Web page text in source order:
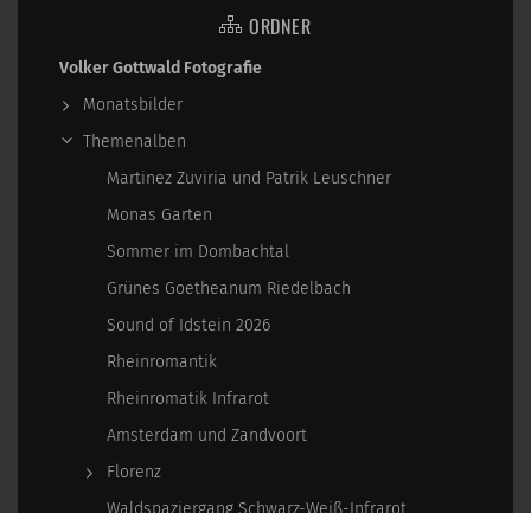
ORDNER
Volker Gottwald Fotografie
Monatsbilder
Themenalben
Martinez Zuviria und Patrik Leuschner
Monas Garten
Sommer im Dombachtal
Grünes Goetheanum Riedelbach
Sound of Idstein 2026
Rheinromantik
Rheinromatik Infrarot
Amsterdam und Zandvoort
Florenz
Waldspaziergang Schwarz-Weiß-Infrarot